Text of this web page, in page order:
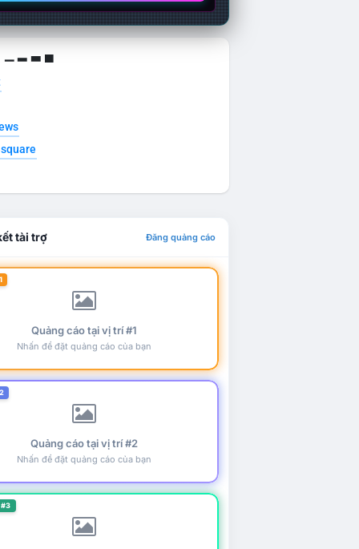
▁ ▂ ▃ ▄
tài trợ Đăng quảng cáo
Quảng cáo tại vị trí #1
Nhấn để đặt quảng cáo của bạn
Quảng cáo tại vị trí #2
Nhấn để đặt quảng cáo của bạn